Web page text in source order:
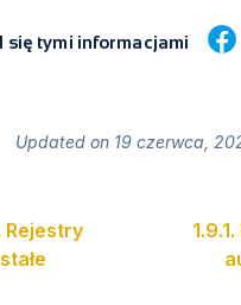
się tymi informacjami
Updated on 19 czerwca,
Rejestry